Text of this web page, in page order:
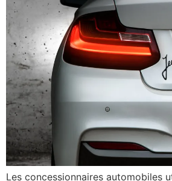
Les concessionnaires automobiles